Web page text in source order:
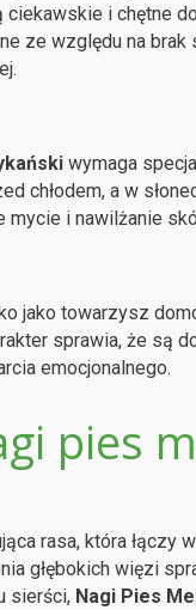
i chętne
ze względu na
wymaga
chłodem, a w
i nawilżanie
jako towarzysz
sprawia, że są
emocjonalnego.
pies
rasa, która łączy
głębokich więzi
sierści, Nagi Pies